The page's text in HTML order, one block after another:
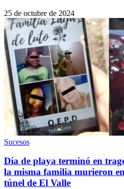
25 de octubre de 2024
Sucesos
Día de playa terminó en
la misma familia murieron
túnel de El Valle